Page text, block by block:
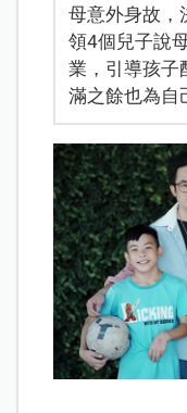
母意外身故，
領4個兒子說
業，引導孩子
滿之餘也為自